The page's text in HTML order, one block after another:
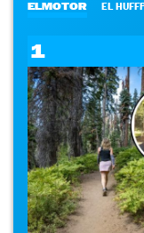
ELMOTOR EL
1